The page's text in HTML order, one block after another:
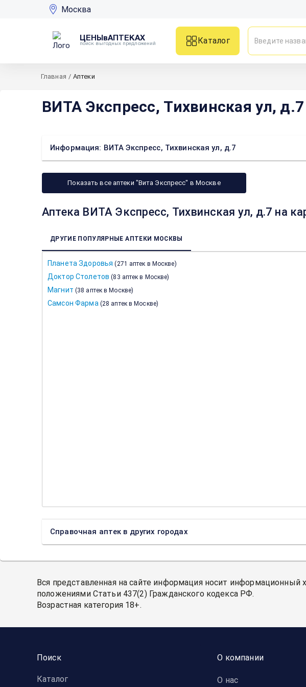
Москва
ЦЕНЫвАПТЕКАХ
поиск выгодных предложений
Каталог
Главная / Аптеки
ВИТА Экспресс, Тихвинская ул, д.7
Информация: ВИТА Экспресс, Тихвинская ул, д.7
Показать все аптеки "Вита Экспресс" в Москве
Аптека ВИТА Экспресс, Тихвинская ул, д.7 на
ДРУГИЕ ПОПУЛЯРНЫЕ АПТЕКИ МОСКВЫ
Планета Здоровья (271 аптек в Москве)
Доктор Столетов (83 аптек в Москве)
Магнит (38 аптек в Москве)
Самсон Фарма (28 аптек в Москве)
Справочная аптек в других городах
Вся представленная на сайте информация носит информационный
положениями Статьи 437(2) Гражданского кодекса РФ.
Возрастная категория 18+.
Поиск
Каталог
О компании
О нас